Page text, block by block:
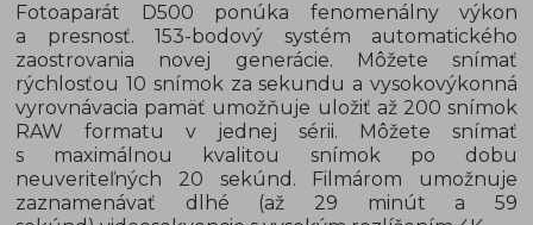
Fotoaparát D500 ponúka fenomenálny výkon
a presnosť. 153-bodový systém automatického
zaostrovania novej generácie. Môžete snímať
rýchlosťou 10 snímok za sekundu a vysokovýkonná
vyrovnávacia pamäť umožňuje uložiť až 200 snímok
RAW formatu v jednej sérii. Môžete snímať
s maximálnou kvalitou snímok po dobu
neuveriteľných 20 sekúnd. Filmárom umožnuje
zaznamenávať dlhé (až 29 minút a 59